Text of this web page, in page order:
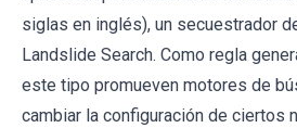
siglas en inglés), un secuestrador
Landslide Search. Como regla
este tipo promueven motores de
cambiar la configuración de ciertos